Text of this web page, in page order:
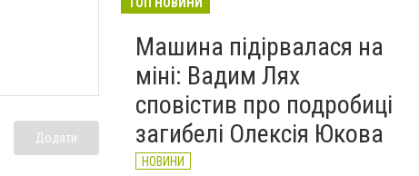
Додати
НОВИНИ
Машина підірвалася на
міні: Вадим Лях
сповістив про подробиці
загибелі Олексія Юкова
НОВИНИ